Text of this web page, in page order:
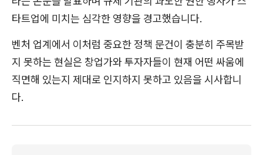
타트업에 미치는 심각한 영향을 경고했습니다.
벤처 업계에서 이처럼 중요한 정책 문건이 충분히 주목받
지 못하는 현실은 창업가와 투자자들이 현재 어떤 싸움에
직면해 있는지 제대로 인지하지 못하고 있음을 시사합니
다.